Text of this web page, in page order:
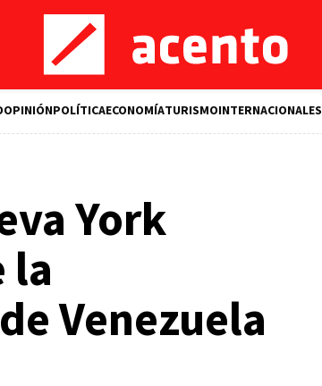
OPINIÓNPOLÍTICAECONOMÍATURISMOINTERNACIONALES
York
la
Venezuela